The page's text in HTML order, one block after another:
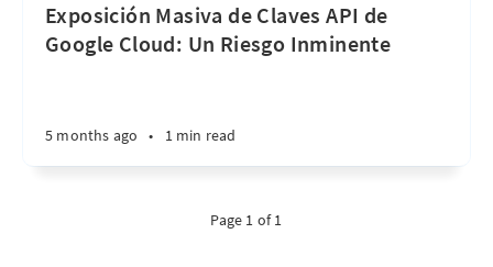
Exposición Masiva de Claves API de
Google Cloud: Un Riesgo Inminente
5 months ago • 1 min read
Page 1 of 1